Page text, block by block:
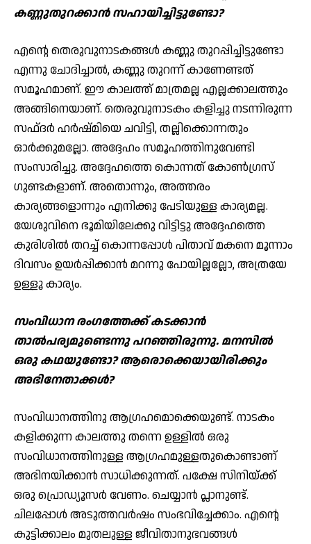
കണ്ണുതുറക്കാന്‍ സഹായിച്ചിട്ടുണ്ടോ?
എന്റെ തെരുവുനാടകങ്ങള്‍ കണ്ണു തുറപ്പിച്ചിട്ടുണ്ടോ
എന്നു ചോദിച്ചാല്‍, കണ്ണു തുറന്ന് കാണേണ്ടത്
സമൂഹമാണ്. ഈ കാലത്ത് മാത്രമല്ല എല്ലക്കാലത്തും
അങ്ങിനെയാണ്. തെരുവുനാടകം കളിച്ചു നടന്നിരുന്ന
സഫ്ദര്‍ ഹര്‍ഷ്മിയെ ചവിട്ടി, തല്ലിക്കൊന്നതും
ഓര്‍ക്കുമല്ലോ. അദ്ദേഹം സമൂഹത്തിനുവേണ്ടി
സംസാരിച്ചു. അദ്ദേഹത്തെ കൊന്നത് കോണ്‍ഗ്രസ്
ഗുണ്ടകളാണ്. അതൊന്നും, അത്തരം
കാര്യങ്ങളൊന്നും എനിക്കു പേടിയുള്ള കാര്യമല്ല.
യേശുവിനെ ഭൂമിയിലേക്കു വിട്ടിട്ടു അദ്ദേഹത്തെ
കുരിശില്‍ തറച്ച് കൊന്നപ്പോള്‍ പിതാവ് മകനെ മൂന്നാം
ദിവസം ഉയര്‍പ്പിക്കാന്‍ മറന്നു പോയില്ലല്ലോ, അത്രയേ
ഉള്ളൂ കാര്യം.
സംവിധാന രംഗത്തേക്ക് കടക്കാന്‍
താല്‍പര്യമുണ്ടെന്നു പറഞ്ഞിരുന്നു. മനസില്‍
ഒരു കഥയുണ്ടോ? ആരൊക്കെയായിരിക്കും
അഭിനേതാക്കള്‍?
സംവിധാനത്തിനു ആഗ്രഹമൊക്കെയുണ്ട്. നാടകം
കളിക്കുന്ന കാലത്തു തന്നെ ഉള്ളില്‍ ഒരു
സംവിധാനത്തിനുള്ള ആഗ്രഹമുള്ളതുകൊണ്ടാണ്
അഭിനയിക്കാന്‍ സാധിക്കുന്നത്. പക്ഷേ സിനിയ്ക്ക്
ഒരു പ്രൊഡ്യൂസര്‍ വേണം. ചെയ്യാന്‍ പ്ലാനുണ്ട്.
ചിലപ്പോള്‍ അടുത്തവര്‍ഷം സംഭവിച്ചേക്കാം. എന്റെ
കുട്ടിക്കാലം മുതലുള്ള ജീവിതാനുഭവങ്ങള്‍